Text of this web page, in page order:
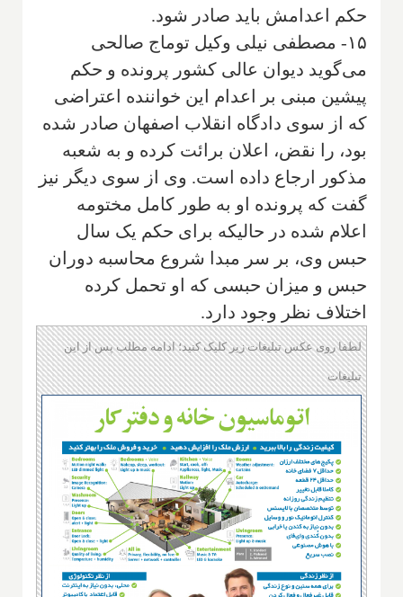
حکم اعدامش باید صادر شود.
۱۵- مصطفی نیلی وکیل توماج صالحی
می‌گوید دیوان عالی کشور پرونده و حکم
پیشین مبنی بر اعدام این خواننده اعتراضی
که از سوی دادگاه انقلاب اصفهان صادر شده
بود، را نقض، اعلان برائت کرده و به شعبه
مذکور ارجاع داده است. وی از سوی دیگر نیز
گفت که پرونده او به طور کامل مختومه
اعلام شده در حالیکه برای حکم یک سال
حبس وی، بر سر مبدا شروع محاسبه دوران
حبس و میزان حبسی که او تحمل کرده
اختلاف نظر وجود دارد.
لطفا روی عکس تبلیغات زیر کلیک کنید؛ ادامه مطلب پس از این
تبلیغات